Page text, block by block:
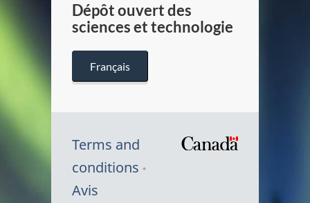
Dépôt ouvert des
sciences et technologie
Français
Terms and
conditions
Avis